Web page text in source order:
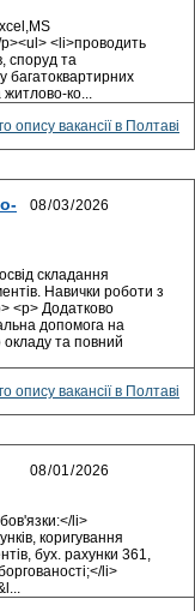
<li>проводить
споруд та
багатоквартирних
житлово-ко...
опису вакансії в Полтаві
складання
Навички роботи з
<p> Додатково
допомога на
окладу та повний
опису вакансії в Полтаві
li>
коригування
бух. рахунки 361,
li>